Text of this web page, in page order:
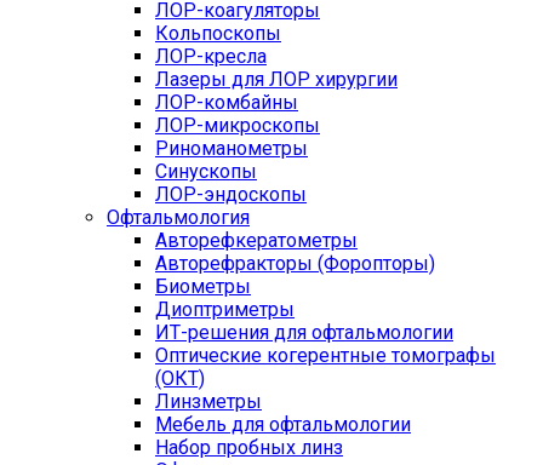
ЛОР-коагуляторы
Кольпоскопы
ЛОР-кресла
Лазеры для ЛОР хирургии
ЛОР-комбайны
ЛОР-микроскопы
Риноманометры
Синускопы
ЛОР-эндоскопы
Офтальмология
Авторефкератометры
Авторефракторы (Форопторы)
Биометры
Диоптриметры
ИТ-решения для офтальмологии
Оптические когерентные томографы
(ОКТ)
Линзметры
Мебель для офтальмологии
Набор пробных линз